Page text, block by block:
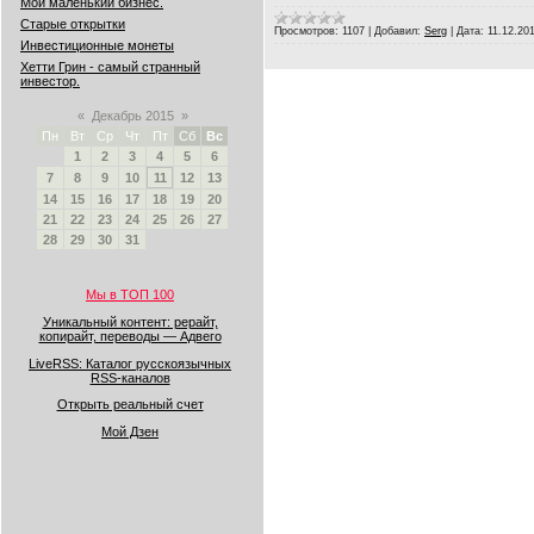
Старые открытки
Инвестиционные монеты
Хетти Грин - самый странный
инвестор.
« Декабрь 2015 »
Пн
Вт Ср Чт Пт Сб
Вс
1
2 3 4 5
6
7
8 9 10 11 12
13
14
15 16 17 18 19
20
21
22 23 24 25 26
27
28
29 30 31
Мы в ТОП 100
Уникальный контент: рерайт,
копирайт, переводы — Адвего
LiveRSS: Каталог русскоязычных
RSS-каналов
Открыть реальный счет
Мой Дзен
Просмотров: 1107 Добавил: Serg Дата: